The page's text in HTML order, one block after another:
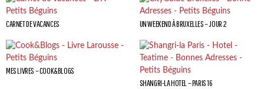
CARNET DE VACANCES UN WEEKEND À BRUXELLES – JOUR 2
MES LIVRES – COOK&BLOGS
SHANGRI-LA HOTEL – PARIS 16